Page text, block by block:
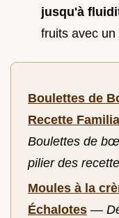
jusqu'à
fruits avec
Boulettes de
Recette
Boulettes de
pilier des
Moules à la
Échalotes —